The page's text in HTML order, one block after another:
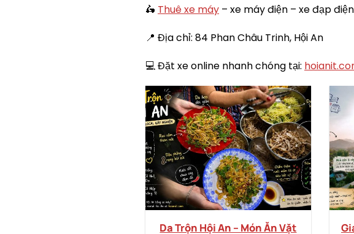
🛵 Thuê xe máy – xe máy điện – xe đạp
📍 Địa chỉ: 84 Phan Châu Trinh, Hội An
💻 Đặt xe online nhanh chóng tại:
Da Trộn Hội An – Món Ăn Vặt